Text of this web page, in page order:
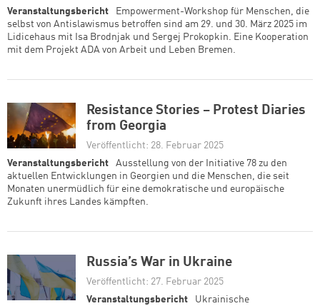
Veranstaltungsbericht
Empowerment-Workshop für Menschen, die
selbst von Antislawismus betroffen sind am 29. und 30. März 2025 im
Lidicehaus mit Isa Brodnjak und Sergej Prokopkin. Eine Kooperation
mit dem Projekt ADA von Arbeit und Leben Bremen.
Resistance Stories – Protest Diaries
from Georgia
Veröffentlicht: 28. Februar 2025
Veranstaltungsbericht
Ausstellung von der Initiative 78 zu den
aktuellen Entwicklungen in Georgien und die Menschen, die seit
Monaten unermüdlich für eine demokratische und europäische
Zukunft ihres Landes kämpften.
Russia’s War in Ukraine
Veröffentlicht: 27. Februar 2025
Veranstaltungsbericht
Ukrainische